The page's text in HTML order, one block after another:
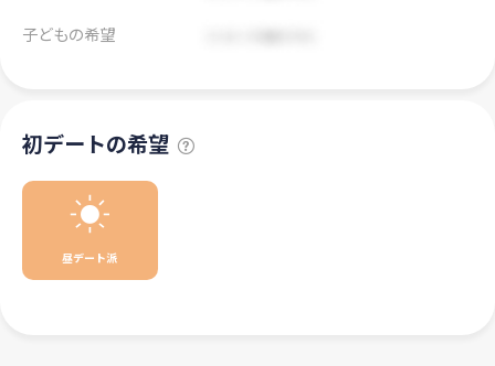
子どもの希望
初デートの希望
昼デート派